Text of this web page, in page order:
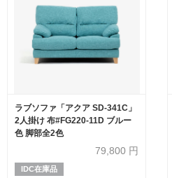
ラブソファ「アクア SD-341C」
2人掛け 布#FG220-11D ブルー
色 脚部全2色
79,800 円
IDC在庫品